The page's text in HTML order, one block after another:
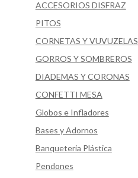
ACCESORIOS DISFRAZ
PITOS
CORNETAS Y VUVUZELAS
GORROS Y SOMBREROS
DIADEMAS Y CORONAS
CONFETTI MESA
Globos e Infladores
Bases y Adornos
Banqueteria Plástica
Pendones